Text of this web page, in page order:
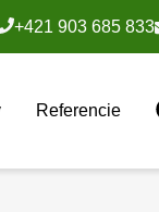
+421 903 685 833
Referencie